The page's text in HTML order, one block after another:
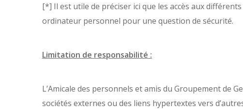
[*] Il est utile de préciser ici que les accès aux
ordinateur personnel pour une question de sécurité.
Limitation de responsabilité :
L’Amicale des personnels et amis du Groupement de
sociétés externes ou des liens hypertextes vers